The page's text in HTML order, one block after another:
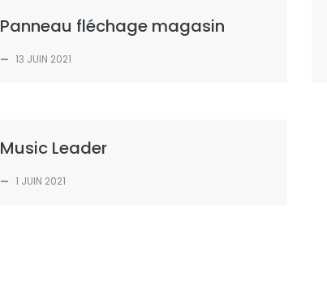
Panneau fléchage magasin
— 13 JUIN 2021
Music Leader
— 1 JUIN 2021